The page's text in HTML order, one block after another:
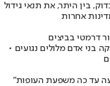
בין היתר, את תנאי גידול
אחרות
דרמטי בביצים
אדם מלולים נגועים •
עד כה משפעת העופות"